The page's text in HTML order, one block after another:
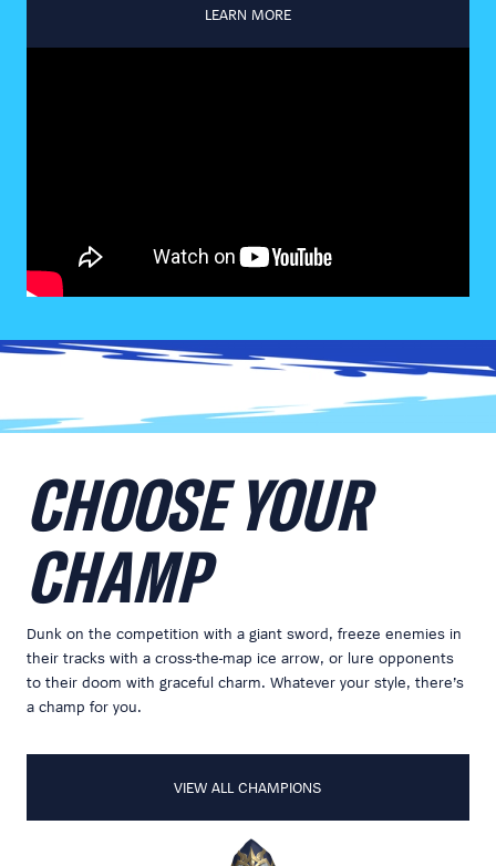
LEARN MORE
CHOOSE YOUR
CHAMP
Dunk on the competition with a giant sword, freeze enemies in
their tracks with a cross-the-map ice arrow, or lure opponents
to their doom with graceful charm. Whatever your style, there’s
a champ for you.
VIEW ALL CHAMPIONS